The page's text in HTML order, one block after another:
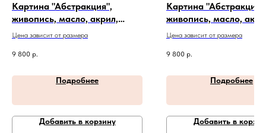
Картина "Абстракция",
живопись, масло, акрил,
холст. Артикул 20-4-368
Цена зависит от размера
9 800 р.
Подробнее
Добавить в корзину
Картина "Абстракция",
живопись, масло,
холст. Артикул 20-1-23
Цена зависит от размера
9 800 р.
Подробнее
Добавить в